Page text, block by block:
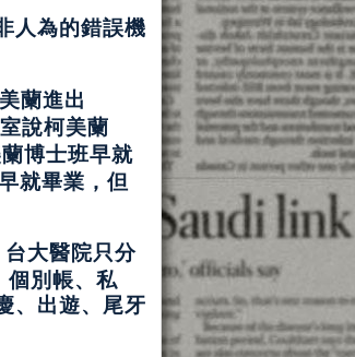
人為的錯誤機
蘭進出
說柯美蘭
博士班早就
就畢業，但
台大醫院只分
個別帳、私
、出遊、尾牙